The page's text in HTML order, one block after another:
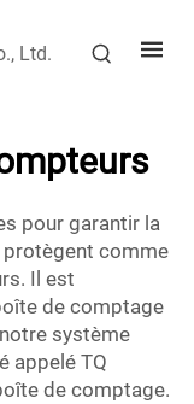
pour garantir la
comme
Il est
de comptage
système
appelé TQ
de comptage.